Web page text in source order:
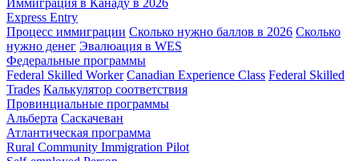
Express Entry
Процесс иммиграции Сколько нужно баллов в 2026 Сколько
нужно денег Эвалюация в WES
Федеральные программы
Federal Skilled Worker Canadian Experience Class Federal Skilled
Trades Калькулятор соответствия
Провинциальные программы
Альберта Саскачеван
Атлантическая программа
Rural Community Immigration Pilot